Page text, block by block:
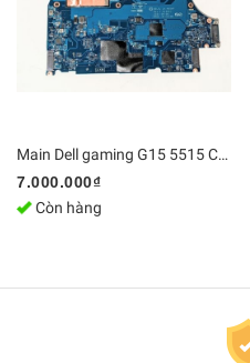
Main Dell gaming G15 5515 CPU AMD R5/R7 RTX 3050/RTX3050Ti GDL5L LA-K454P | DDR4 Bo mạch chủ Zin [Chính Hãng]
7.000.000₫
Còn hàng